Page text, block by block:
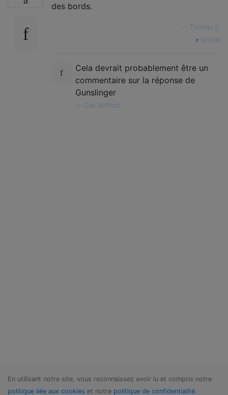
des bords.
Thomas S.
source
Cela devrait probablement être un
commentaire sur la réponse de
Gunslinger
Carl Witthoft
En utilisant notre site, vous reconnaissez avoir lu et compris notre
politique liée aux cookies et notre politique de confidentialité.